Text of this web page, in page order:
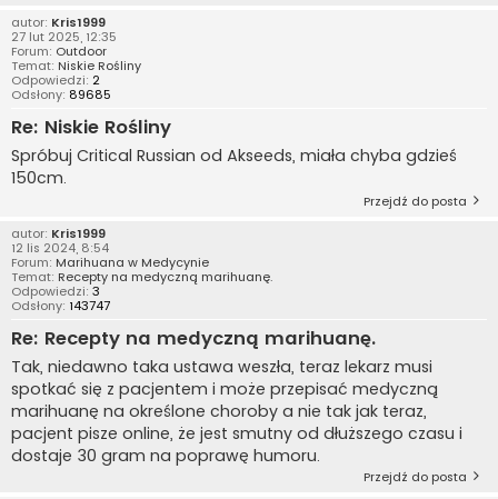
autor: Kris1999
27 lut 2025, 12:35
Forum: Outdoor
Temat: Niskie Rośliny
Odpowiedzi: 2
Odsłony: 89685
Re: Niskie Rośliny
Spróbuj Critical Russian od Akseeds, miała chyba gdzieś
150cm.
Przejdź do posta
autor: Kris1999
12 lis 2024, 8:54
Forum: Marihuana w Medycynie
Temat: Recepty na medyczną marihuanę.
Odpowiedzi: 3
Odsłony: 143747
Re: Recepty na medyczną marihuanę.
Tak, niedawno taka ustawa weszła, teraz lekarz musi
spotkać się z pacjentem i może przepisać medyczną
marihuanę na określone choroby a nie tak jak teraz,
pacjent pisze online, że jest smutny od dłuższego czasu i
dostaje 30 gram na poprawę humoru.
Przejdź do posta